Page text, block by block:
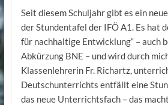
Seit diesem Schuljahr gibt es ein
der Stundentafel der IFÖ A1. Es hat
für nachhaltige Entwicklung“ – auch
Abkürzung BNE – und wird durch
Klassenlehrerin Fr. Richartz,
Deutschunterrichts entfällt eine
das neue Unterrichtsfach – das